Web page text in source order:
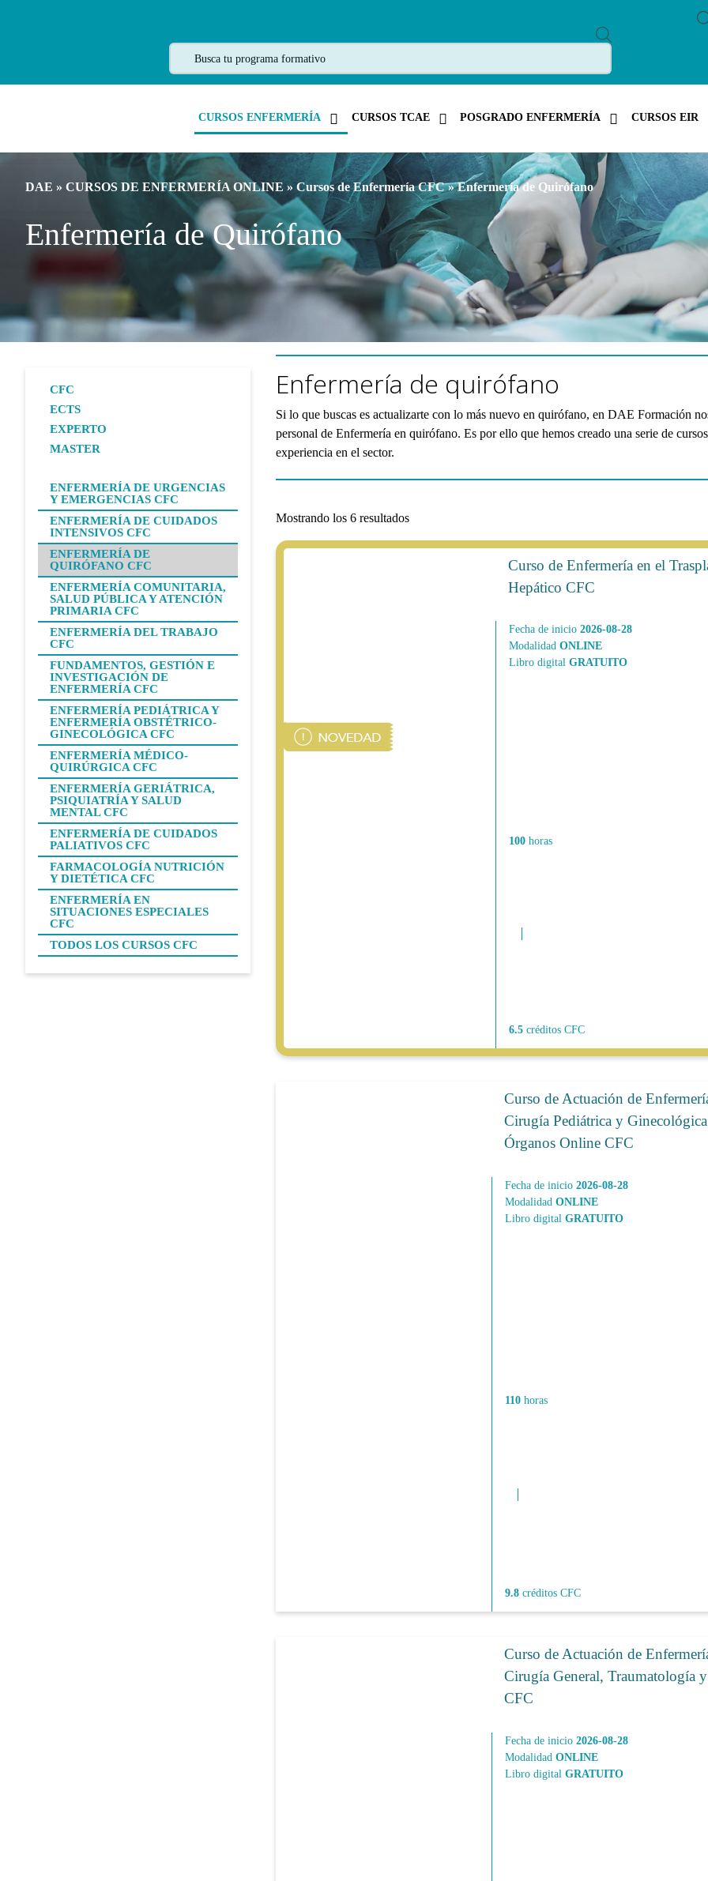
R
D
U
S
A
H
CURSOS ENFERMERÍA CURSOS TCAE POSGRADO ENFERMERÍA CURSOS EIR
DAE » CURSOS DE ENFERMERÍA ONLINE » Cursos de Enfermería CFC» Enfermería de Quirófano
Enfermería de Quirófano
CFC
ECTS
EXPERTO
MASTER
ENFERMERÍA DE URGENCIAS
Y EMERGENCIAS CFC
ENFERMERÍA DE CUIDADOS
INTENSIVOS CFC
ENFERMERÍA DE
QUIRÓFANO CFC
ENFERMERÍA COMUNITARIA,
SALUD PÚBLICA Y ATENCIÓN
PRIMARIA CFC
ENFERMERÍA DEL TRABAJO
CFC
FUNDAMENTOS, GESTIÓN E
INVESTIGACIÓN DE
ENFERMERÍA CFC
ENFERMERÍA PEDIÁTRICA Y
ENFERMERÍA OBSTÉTRICO-
GINECOLÓGICA CFC
ENFERMERÍA MÉDICO-
QUIRÚRGICA CFC
ENFERMERÍA GERIÁTRICA,
PSIQUIATRÍA Y SALUD
MENTAL CFC
ENFERMERÍA DE CUIDADOS
PALIATIVOS CFC
FARMACOLOGÍA NUTRICIÓN
Y DIETÉTICA CFC
ENFERMERÍA EN
SITUACIONES ESPECIALES
CFC
TODOS LOS CURSOS CFC
Enfermería de quirófano
Si lo que buscas es actualizarte con lo más nuevo en quirófano, en DAE Formación
personal de Enfermería en quirófano. Es por ello que hemos creado una serie de
experiencia en el sector.
Mostrando los 6 resultados
Curso de Enfermería en el
Hepático CFC
Fecha de inicio 2026-08-28
Modalidad ONLINE
Libro digital GRATUITO
100horas
6.5créditos CFC
Curso de Actuación de
Cirugía Pediátrica y
Órganos Online CFC
Fecha de inicio 2026-08-28
Modalidad ONLINE
Libro digital GRATUITO
110horas
9.8créditos CFC
Curso de Actuación de
Cirugía General, Traumatología
CFC
Fecha de inicio 2026-08-28
Modalidad ONLINE
Libro digital GRATUITO